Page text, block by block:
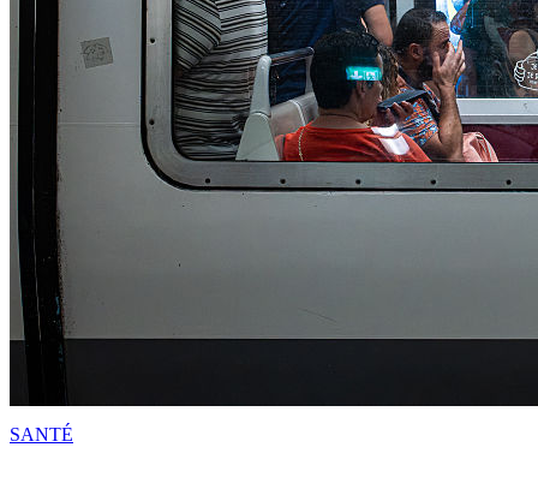
SANTÉ